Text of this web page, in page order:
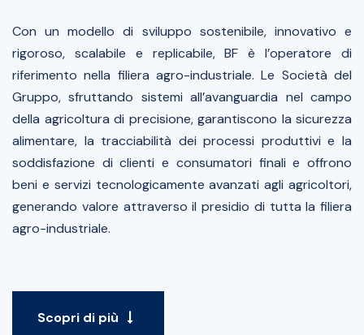
Con un modello di sviluppo sostenibile, innovativo e
rigoroso, scalabile e replicabile, BF è l’operatore di
riferimento nella filiera agro-industriale. Le Società del
Gruppo, sfruttando sistemi all’avanguardia nel campo
della agricoltura di precisione, garantiscono la sicurezza
alimentare, la tracciabilità dei processi produttivi e la
soddisfazione di clienti e consumatori finali e offrono
beni e servizi tecnologicamente avanzati agli agricoltori,
generando valore attraverso il presidio di tutta la filiera
agro-industriale.
Scopri di più